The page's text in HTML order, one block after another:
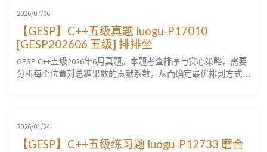
2026/07/06
【GESP】C++五级真题 luogu-P17010
[GESP202606 五级] 排排坐
GESP C++五级2026年6月真题。本题考查排序与贪心策略，需要
分析每个位置对总糖果数的贡献系数，从而确定最优排列方式。
发糖果的规则是：每个小朋友获得自己...
2026/01/24
【GESP】C++五级练习题 luogu-P12733 磨合